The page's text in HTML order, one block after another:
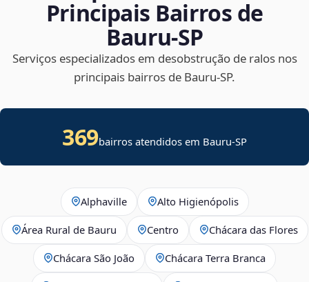
Principais Bairros de
Bauru‑SP
Serviços especializados em desobstrução de ralos nos
principais bairros de Bauru‑SP.
369bairros atendidos em Bauru-SP
Alphaville Alto Higienópolis
Área Rural de Bauru Centro Chácara das Flores
Chácara São João Chácara Terra Branca